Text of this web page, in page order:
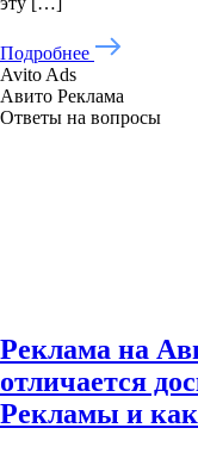
Подробнее
Avito Ads
Авито Реклама
Ответы на вопросы
Реклама на
отличается
Рекламы и как